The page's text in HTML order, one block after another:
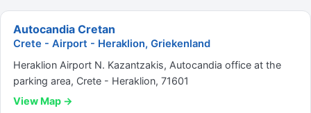
Autocandia Cretan
Crete - Airport - Heraklion, Griekenland
Heraklion Airport N. Kazantzakis, Autocandia office at the
parking area, Crete - Heraklion, 71601
View Map →